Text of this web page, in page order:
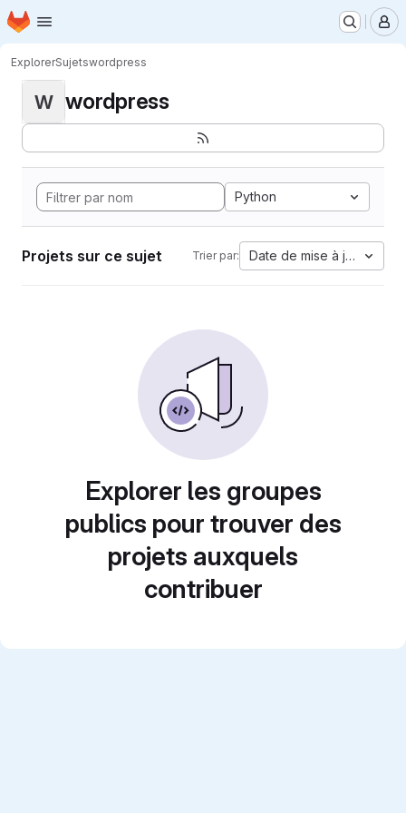
Passer au contenu principal
Page d'accueil
ExplorerSujetswordpress
W wordpress
Python
Projets sur ce sujet Trier par: Date de mise à jour
Explorer les groupes
publics pour trouver des
projets auxquels
contribuer